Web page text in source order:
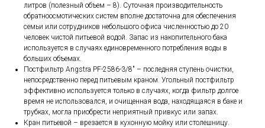
литров (полезный объем – 8). Суточная производительность
обратноосмотических систем вполне достаточна для обеспечения
семьи или сотрудников небольшого офиса численностью до 20
человек чистой питьевой водой. Запас из накопительного бака
используется в случаях единовременного потребления воды в
больших объемах.
Постфильтр Angstra PF-2586-3/8" – последняя ступень очистки,
непосредственно перед питьевым краном. Угольный постфильтр
эффективно используется только в случаях, когда фильтр долгое
время не использовался, и очищенная вода, находящаяся в баке и
трубках, могла приобрести неприятный привкус или запах.
Кран питьевой – врезается в кухонную мойку или столешницу.